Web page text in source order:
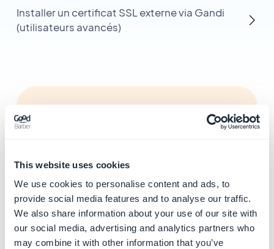
This website uses cookies
We use cookies to personalise content and ads, to
provide social media features and to analyse our traffic.
We also share information about your use of our site with
our social media, advertising and analytics partners who
may combine it with other information that you’ve
Installer un certificat SSL externe via Gandi
(utilisateurs avancés)
Faire ses premiers pas sur
l'App
En savoir plus→